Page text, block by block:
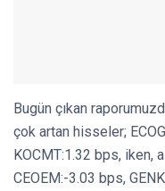
Bugün çıkan
çok artan hisseler;
KOCMT:1.32 bps, iken,
CEOEM:-3.03 bps,